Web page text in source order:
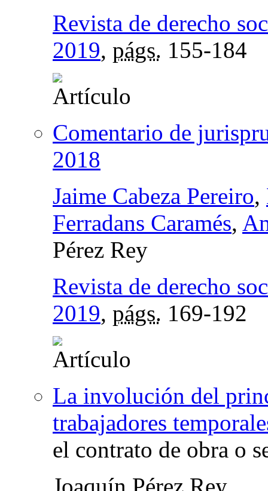
Revista de derecho
2019, págs. 155-184
Comentario de
2018
Jaime Cabeza Pereiro,
Ferradans Caramés,
Pérez Rey
Revista de derecho
2019, págs. 169-192
La involución del
trabajadores
el contrato de obra o
Joaquín Pérez Rey